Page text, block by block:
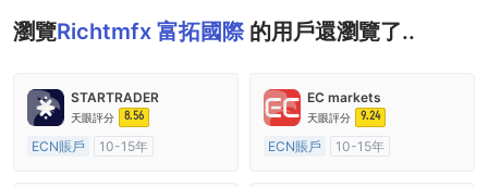
瀏覽Richtmfx 富拓國際的用戶還瀏覽了..
STARTRADER
天眼評分 8.56
ECN賬戶
10-15年
EC markets
天眼評分 9.24
ECN賬戶
10-15年